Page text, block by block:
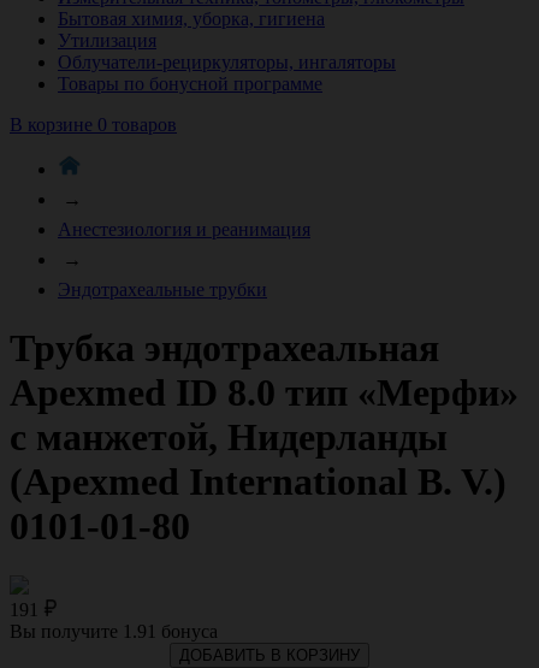
Бытовая химия, уборка, гигиена
Утилизация
Облучатели-рециркуляторы, ингаляторы
Товары по бонусной программе
В корзине 0 товаров
→
Анестезиология и реанимация
→
Эндотрахеальные трубки
Трубка эндотрахеальная
Apexmed ID 8.0 тип «Мерфи»
с манжетой, Нидерланды
(Apexmed International B. V.)
0101-01-80
191
Вы получите 1.91 бонуса
ДОБАВИТЬ В КОРЗИНУ